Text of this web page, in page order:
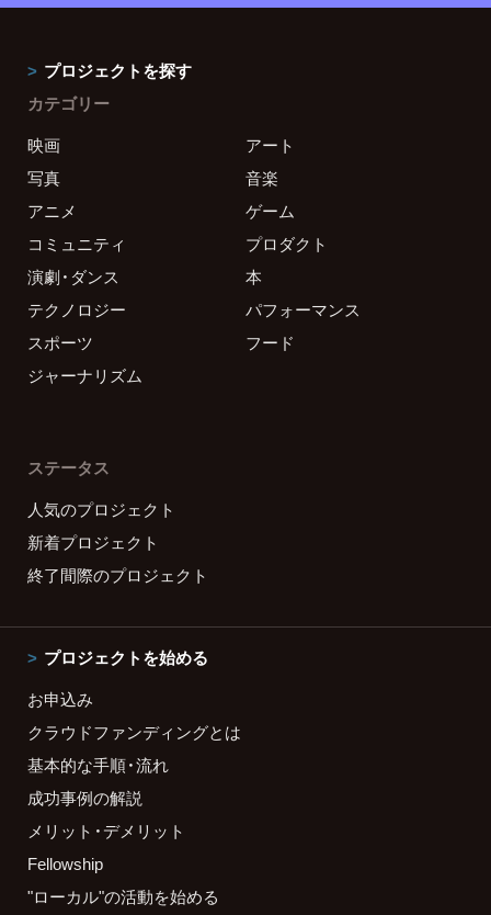
プロジェクトを探す
カテゴリー
映画
アート
写真
音楽
アニメ
ゲーム
コミュニティ
プロダクト
演劇・ダンス
本
テクノロジー
パフォーマンス
スポーツ
フード
ジャーナリズム
ステータス
人気のプロジェクト
新着プロジェクト
終了間際のプロジェクト
プロジェクトを始める
お申込み
クラウドファンディングとは
基本的な手順・流れ
成功事例の解説
メリット・デメリット
Fellowship
"ローカル"の活動を始める